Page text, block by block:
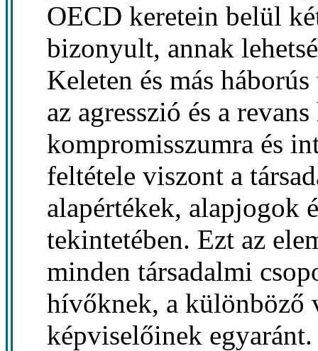
OECD keretein belül
bizonyult, annak
Keleten és más
az agresszió és a
kompromisszumra és
feltétele viszont a
alapértékek, alapjogok
tekintetében. Ezt az
minden társadalmi
hívőknek, a különböző
képviselőinek egyaránt.